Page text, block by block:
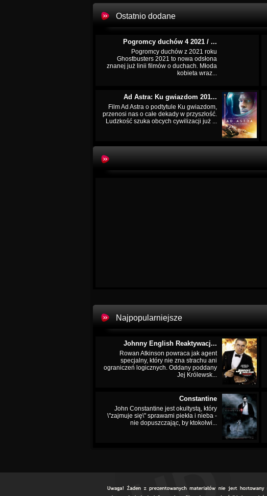
Ostatnio dodane
Pogromcy duchów 4 2021 / ...
Pogromcy duchów z 2021 roku
Ghostbusters 2021 to nowa odsłona
znanej już linii filmów o duchach. Młoda
kobieta wraz...
Ad Astra: Ku gwiazdom 201...
Film Ad Astra o podtytule Ku gwiazdom,
przenosi nas o całe dekady w przyszłość.
Ludzkość szuka obcych cywilizacji już ...
Najpopularniejsze
Johnny English Reaktywacj...
Rowan Atkinson powraca jak agent
specjalny, który nie zna strachu ani
ograniczeń logicznych. Oddany poddany
Jej Królewsk...
Constantine
John Constantine jest okultystą, który
\"zajmuje się\" sprawami piekła i nieba -
nie dopuszczając, by ktokolwi...